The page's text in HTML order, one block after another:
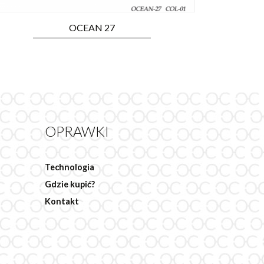
OCEAN 27
OPRAWKI
Technologia
Gdzie kupić?
Kontakt